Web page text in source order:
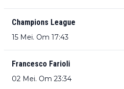
Champions League
15 Mei. Om 17:43
Francesco Farioli
02 Mei. Om 23:34